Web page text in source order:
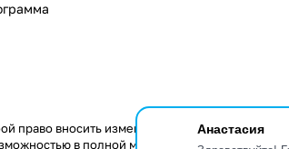
Анастасия
право вносить изменения в конструкцию
в полной мере передать некоторые